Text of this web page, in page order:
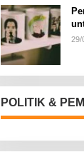
29/
POLITIK &